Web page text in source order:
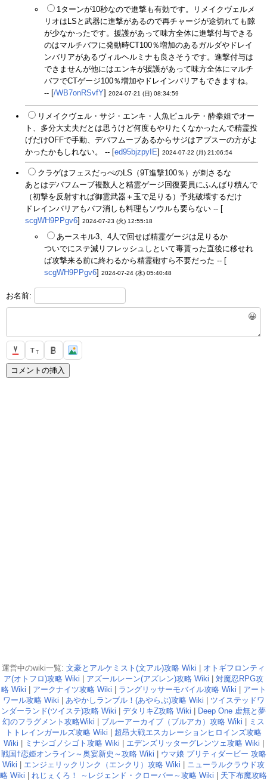
1ターンが10秒なので進撃も有効です。リメイクヴェルメ
リオはLSと武器に進撃があるので再チャージが途切れても隙
が少なかったです。援護があって味方全体に進撃付与できる
のはマルチバフに発動時CT100％増加のあるガルダやドレイ
ンバリアがあるヴィルヘルミナも良さそうです。進撃付与は
できませんが他にはエンキが援護があって味方全体にマルチ
バフでCTゲージ100％増加やドレインバリアもできますね。
-- [/WB7onRSvfY] 2024-07-21 (日) 08:34:59
リメイクヴェル・サジ・エンキ・人魚ピュルテ・酔拳姐でオー
ト、多分大丈夫だとは思うけど何度もやりたくなかったんで精霊投
げだけOFFで手動、デバフムーブあるからサジはアプスーの方がよ
かったかもしれない。 -- [ed95bjzpyIE] 2024-07-22 (月) 21:06:54
クラゲはフェスだっぺのLS（9T進撃100％）が刺さるな
あとはデバフムーブ複数人と精霊ゲージ回復要員にふんばり積んで
（初撃を反射すれば御霊武器＋玉で足りる）予兆破壊するだけ
ドレインバリアもバフ消しも料理もソウルも要らない -- [
scgWH9PPgv6] 2024-07-23 (火) 12:55:18
あースキル3、4人で回せば精霊ゲージは足りるか
ついでにステ減リフレッシュしといて毒貰った直後に移せれ
ば攻撃来る前に終わるから精霊砲すら不要だった -- [
scgWH9PPgv6] 2024-07-24 (水) 05:40:48
お名前:
😀
T T
運営中のwiki一覧: 文豪とアルケミスト(文アル)攻略 Wiki
オトギフロンティ
ア(オトフロ)攻略 Wiki
アズールレーン(アズレン)攻略 Wiki
対魔忍RPG攻
略 Wiki
アークナイツ攻略 Wiki ラングリッサーモバイル攻略 Wiki
アート
ワール攻略 Wiki
あやかしランブル！(あやらぶ)攻略 Wiki
ツイステッドワ
ンダーランド(ツイステ)攻略 Wiki
デタリキZ攻略 Wiki
Deep One 虚無と夢
幻のフラグメント攻略Wiki
ブルーアーカイブ（ブルアカ）攻略 Wiki
ミス
トトレインガールズ攻略 Wiki
超昂大戦エスカレーションヒロインズ攻略
Wiki
ミナシゴノシゴト攻略 Wiki エデンズリッターグレンツェ攻略 Wiki
戦国†恋姫オンライン～奥宴新史～攻略 Wiki
ウマ娘 プリティダービー 攻略
Wiki
エンジェリックリンク（エンクリ）攻略 Wiki
ニューラルクラウド攻
略 Wiki
れじぇくろ！ ～レジェンド・クローバー～攻略 Wiki
天下布魔攻略